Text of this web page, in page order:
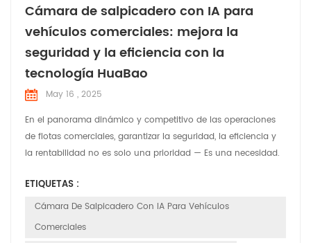
Cámara de salpicadero con IA para
vehículos comerciales: mejora la
seguridad y la eficiencia con la
tecnología HuaBao
May 16 , 2025
En el panorama dinámico y competitivo de las operaciones
de flotas comerciales, garantizar la seguridad, la eficiencia y
la rentabilidad no es solo una prioridad — Es una necesidad.
que enfrentan los administradores y operadores de flotas. Por
eso, hemos desarrollado cámaras de tablero con IA de
ETIQUETAS :
Cámara De Salpicadero Con IA Para Vehículos
Comerciales